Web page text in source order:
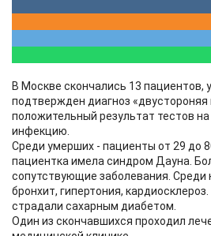
В Москве скончались 13 пациентов,
подтвержден диагноз «двустороняя
положительный результат тестов
инфекцию.
Среди умерших - пациенты от 29 до
пациентка имела синдром Дауна.
сопутствующие заболевания. Среди
бронхит, гипертония,
страдали сахарным диабетом.
Один из скончавшихся проходил